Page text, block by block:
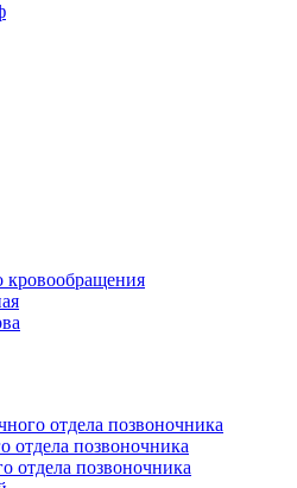
кровообращения
отдела позвоночника
отдела позвоночника
отдела позвоночника